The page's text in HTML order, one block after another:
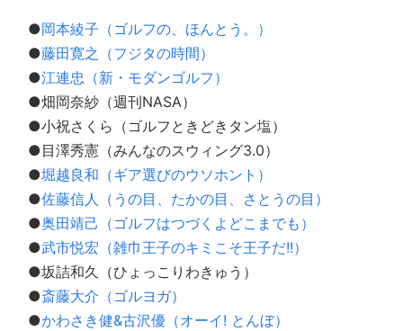
●岡本綾子（ゴルフの、ほんとう。）
●藤田寛之（フジタの時間）
●江連忠（新・モダンゴルフ）
●畑岡奈紗（週刊NASA）
●小祝さくら（ゴルフときどきタン塩）
●目澤秀憲（みんなのスウィング3.0）
●堀越良和（ギア選びのウソホント）
●佐藤信人（うの目、たかの目、さとうの目）
●奥田靖己（ゴルフはつづくよどこまでも）
●武市悦宏（雑巾王子のキミこそ王子だ!!）
●坂詰和久（ひょっこりわきゅう）
●斎藤大介（ゴルヨガ）
●かわさき健&古沢優（オーイ! とんぼ）